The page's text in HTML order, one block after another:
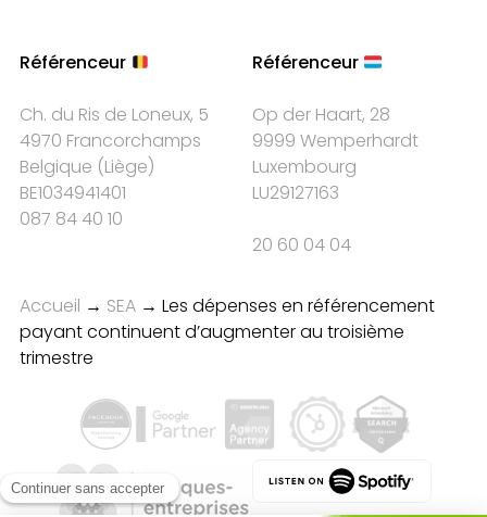
Référenceur
Ch. du Ris de Loneux, 5
4970 Francorchamps
Belgique (Liège)
BE1034941401
087 84 40 10
Référenceur
Op der Haart, 28
9999 Wemperhardt
Luxembourg
LU29127163
20 60 04 04
Accueil → SEA → Les dépenses en référencement
payant continuent d’augmenter au troisième
trimestre